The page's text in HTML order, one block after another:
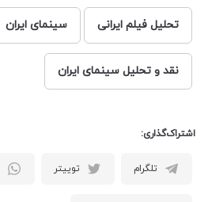
تحلیل فیلم ایرانی سینمای ایران
نقد و تحلیل سینمای ایران
اشتراک‌گذاری:
تلگرام توییتر